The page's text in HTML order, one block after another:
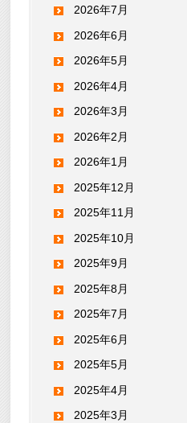
2026年7月
2026年6月
2026年5月
2026年4月
2026年3月
2026年2月
2026年1月
2025年12月
2025年11月
2025年10月
2025年9月
2025年8月
2025年7月
2025年6月
2025年5月
2025年4月
2025年3月